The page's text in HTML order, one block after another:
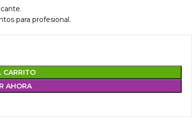
para profesional.
CARRITO
AHORA